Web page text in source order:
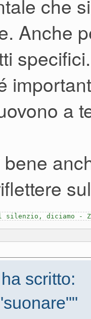
che
Anche
specifici.
a
diciamo -
scritto: